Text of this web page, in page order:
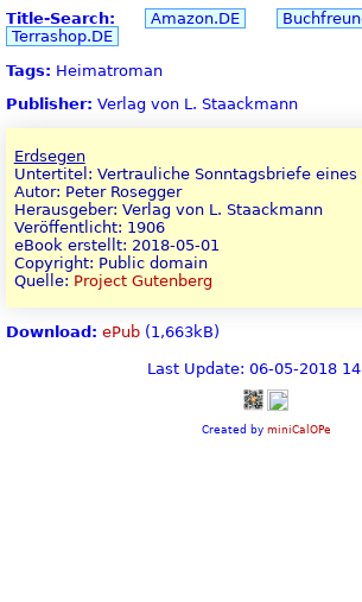
Title-Search:
Amazon.DE
Terrashop.DE
Tags: Heimatroman
Publisher: Verlag von L. Staackmann
Erdsegen
Untertitel: Vertrauliche Sonntagsbriefe eines
Autor: Peter Rosegger
Herausgeber: Verlag von L. Staackmann
Veröffentlicht: 1906
eBook erstellt: 2018-05-01
Copyright: Public domain
Quelle: Project Gutenberg
Download: ePub (1,663kB)
Last Update: 06-05-2018
Created by miniCalOPe